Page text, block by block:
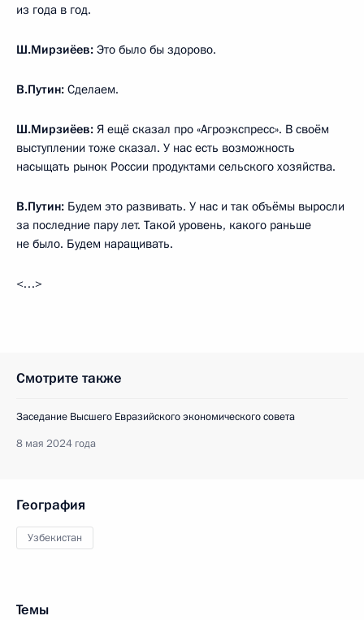
из года в год.
Ш.Мирзиёев: Это было бы здорово.
В.Путин: Сделаем.
Ш.Мирзиёев: Я ещё сказал про «Агроэкспресс». В своём
выступлении тоже сказал. У нас есть возможность
насыщать рынок России продуктами сельского хозяйства.
В.Путин: Будем это развивать. У нас и так объёмы выросли
за последние пару лет. Такой уровень, какого раньше
не было. Будем наращивать.
<…>
Смотрите также
Заседание Высшего Евразийского экономического совета
8 мая 2024 года
География
Узбекистан
Темы